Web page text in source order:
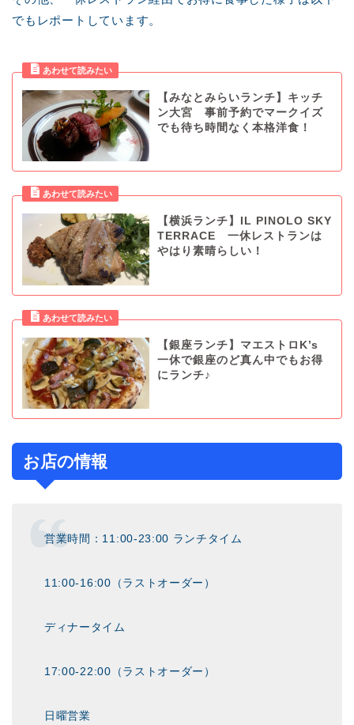
でもレポートしています。
【みなとみらいランチ】キッチ
ン大宮 事前予約でマークイズ
でも待ち時間なく本格洋食！
【横浜ランチ】IL PINOLO SKY
TERRACE 一休レストランは
やはり素晴らしい！
【銀座ランチ】マエストロK’s
一休で銀座のど真ん中でもお得
にランチ♪
お店の情報
営業時間：11:00-23:00 ランチタイム
11:00-16:00（ラストオーダー）
ディナータイム
17:00-22:00（ラストオーダー）
日曜営業